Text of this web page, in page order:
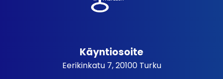
Käyntiosoite
Eerikinkatu 7, 20100 Turku